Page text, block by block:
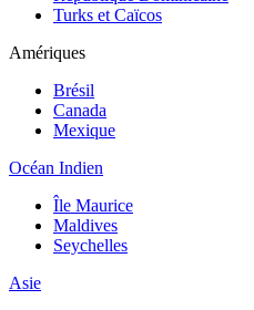
Turks et Caïcos
Amériques
Brésil
Canada
Mexique
Océan Indien
Île Maurice
Maldives
Seychelles
Asie